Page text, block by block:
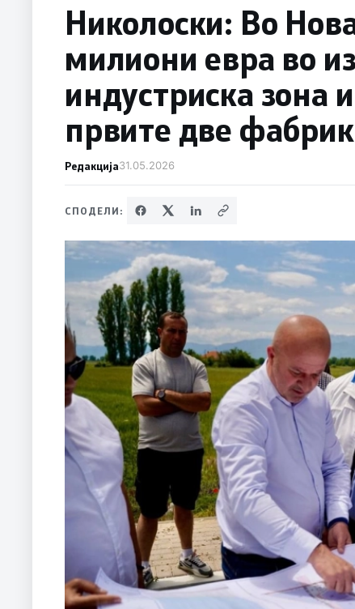
Николоски: Во
милиони евра во
индустриска зона
првите две
Редакција31.05.2026
СПОДЕЛИ: